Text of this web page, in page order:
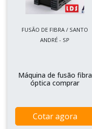
FUSÃO DE FIBRA / SANTO
ANDRÉ - SP
Máquina de fusão fibra
óptica comprar
Cotar agora